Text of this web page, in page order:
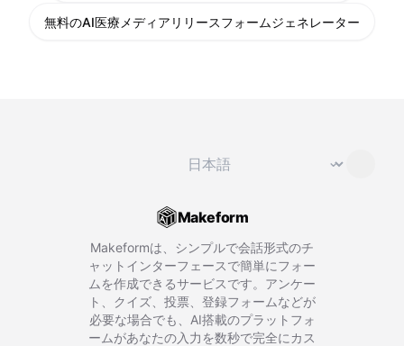
無料のAI医療メディアリリースフォームジェネレーター
言語を変更 ⌄
Makeform
Makeformは、シンプルで会話形式のチ
ャットインターフェースで簡単にフォー
ムを作成できるサービスです。アンケー
ト、クイズ、投票、登録フォームなどが
必要な場合でも、AI搭載のプラットフォ
ームがあなたの入力を数秒で完全にカス